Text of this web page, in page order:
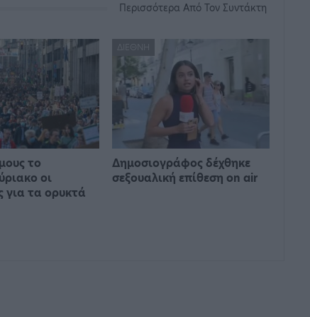
Περισσότερα Από Τον Συντάκτη
το
οι
για τα ορυκτά
ΔΙΕΘΝΉ
Δημοσιογράφος δέχθηκε
σεξουαλική επίθεση on air